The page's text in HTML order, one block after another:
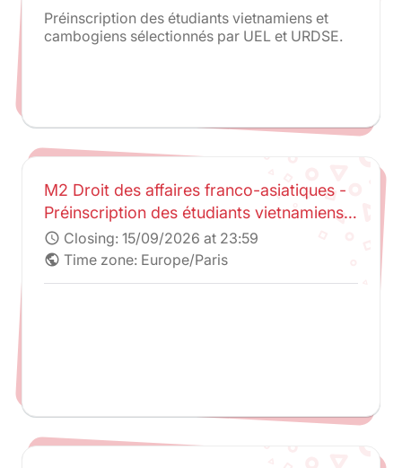
Préinscription des étudiants vietnamiens et
cambogiens sélectionnés par UEL et URDSE.
M2 Droit des affaires franco-asiatiques -
Préinscription des étudiants vietnamiens
et cambodgiens sélectionnés par UEL et
URDSE
schedule Closing: 15/09/2026 at 23:59
public Time zone: Europe/Paris